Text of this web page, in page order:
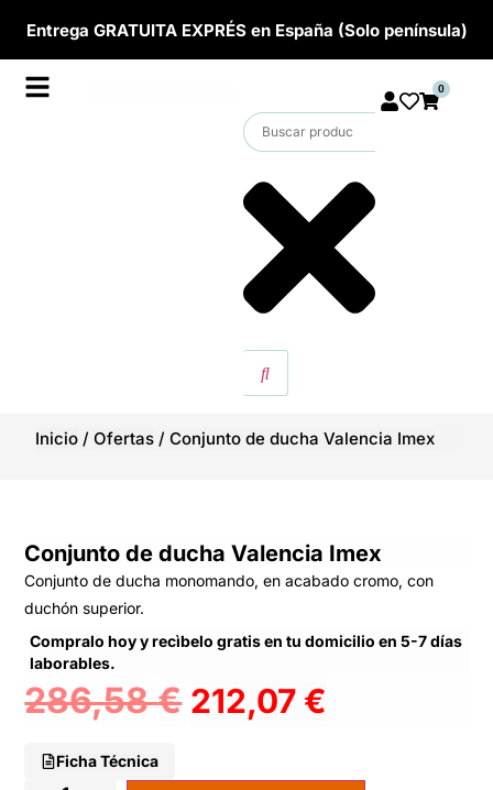
Entrega GRATUITA EXPRÉS en España (Solo península)
0
Inicio /Ofertas /Conjunto de ducha Valencia Imex
Conjunto de ducha Valencia Imex
Conjunto de ducha monomando, en acabado cromo, con
duchón superior.
Compralo hoy y recìbelo gratis en tu domicilio en 5-7 días
laborables.
286,58€ 212,07 €
Ficha Técnica